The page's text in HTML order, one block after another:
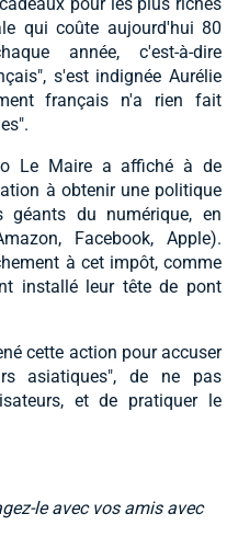
qui coûte aujourd'hui 80
année, c'est-à-dire
s'est indignée Aurélie
français n'a rien fait
Le Maire a affiché à de
à obtenir une politique
géants du numérique, en
Facebook, Apple).
à cet impôt, comme
installé leur tête de pont
cette action pour accuser
asiatiques", de ne pas
et de pratiquer le
le avec vos amis avec